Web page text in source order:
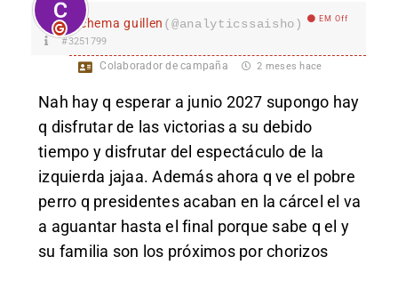
chema guillen (@analyticssaisho) EM Off
#3251799
Colaborador de campaña 2 meses hace
Nah hay q esperar a junio 2027 supongo hay
q disfrutar de las victorias a su debido
tiempo y disfrutar del espectáculo de la
izquierda jajaa. Además ahora q ve el pobre
perro q presidentes acaban en la cárcel el va
a aguantar hasta el final porque sabe q el y
su familia son los próximos por chorizos